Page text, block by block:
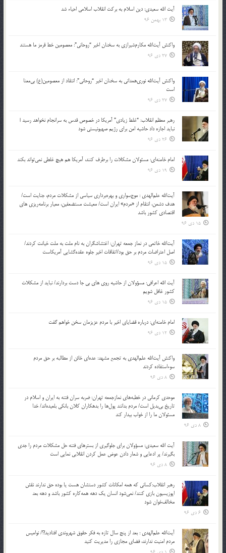
آیت الله سعیدی: دین اسلام به برکت انقلاب اسلامی احیاء شد
13 بهمن 96
واکنش آیت‌الله مکارم‌شیرازی به سخنان اخیر “روحانی”: معصومین خط قرمز ما هستند
27 دی 96
واکنش آیت‌الله نوری‌همدانی به سخنان اخیر “روحانی”: انتقاد از معصومین(ع) بی‌معنا
است
27 دی 96
رهبر معظم انقلاب: “غلط زیادی” آمریکا در خصوص قدس به سرانجام نخواهد رسید |
نباید اجازه داد حاشیه امن برای رژیم صهیونیستی شود
26 دی 96
امام خامنه‌ای: مسئولان مشکلات را برطرف کنند، آمریکا هم هیچ غلطی نمی‌تواند بکند
19 دی 96
آیت‌الله علم‌الهدی : موج‌سواری و بهره‌برداری سیاسی از مشکلات مردم، جنایت است/
هدف دشمن، انتقام از «مردم» ایران است/ معیشت مستضعفین، معیار برنامه‌ریزی های
اقتصادی کشور باشد
15 دی 96
آیت‌الله خاتمی در نماز جمعه تهران: اغتشاشگران به نام ملت به ملت خیانت کردند/
اصل اعتراضات مردم بر حق بود/اتفاقات اخیر جلوه عقده‌گشایی آمریکاست
15 دی 96
آیت الله اعرافی: مسؤولان از حاشیه روی های بی جا دست بردارند/ نباید از مشکلات
کشور غافل شویم
15 دی 96
امام خامنه‌ای: درباره قضایای اخیر با مردم عزیزمان سخن خواهم گفت
12 دی 96
واکنش آیت‌الله علم‌الهدی به تجمع مشهد: عده‌ای خائن از مطالبه بر حق مردم
سوءاستفاده کردند
8 دی 96
موحدی کرمانی در خطبه‌های نمازجمعه تهران: ضربه‌ سران فتنه به ایران و اسلام در
تاریخ بی‌بدیل است/ مردم بدانند پول‌ها را بدهکاران کلان بانکی بلعیده‌اند/ خدا
مسئولان ما را از خواب بیدار کند
8 دی 96
آیت الله سعیدی: مسؤولان برای جلوگیری از بسترهای فتنه حل مشکلات مردم را جدی
بگیرند/ پر ادعایی و شعار دادن عوض عمل کردن انقلابی نمایی است
8 دی 96
رهبر انقلاب:کسانی که همه امکانات کشور دستشان هست یا بوده حق ندارند نقش
اپوزیسیون بازی کنند/ نمی‌شود انسان یک‌ دهه همه‌کاره کشور باشد و دهه بعد
مخالف‌خوان شود
6 دی 96
آیت‌الله علم‌الهدی : بعد از پنج سال تازه به فکر حقوق شهروندی افتادید!؟/ نوامیس
مردم امنیت ندارند، فضای مجازی را مدیریت کنید